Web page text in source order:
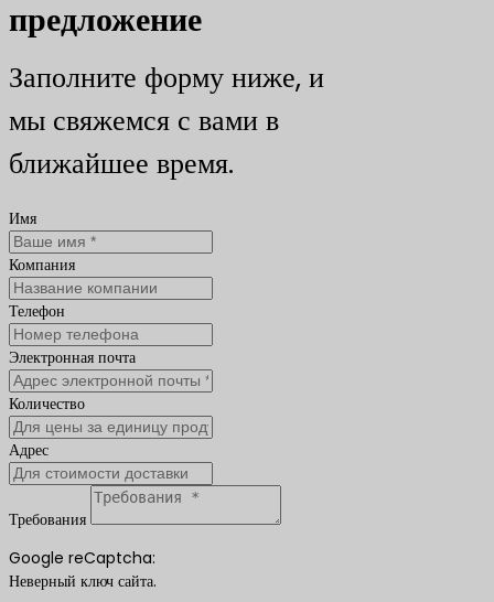
предложение
Заполните форму ниже, и
мы свяжемся с вами в
ближайшее время.
Имя
Компания
Телефон
Электронная почта
Количество
Адрес
Требования
Google reCaptcha:
Неверный ключ сайта.